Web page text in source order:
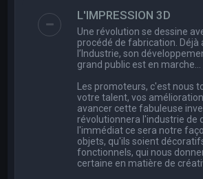
L'IMPRESSION 3D
Une révolution se dessine
procédé de fabrication. Déjà
l’Industrie, son
grand public est en marche…
Les promoteurs, c'est nous
votre talent, vos
avancer cette fabuleuse
révolutionnera l'industrie de
l'immédiat ce sera notre
objets, qu'ils soient
fonctionnels, qui nous
certaine en matière de